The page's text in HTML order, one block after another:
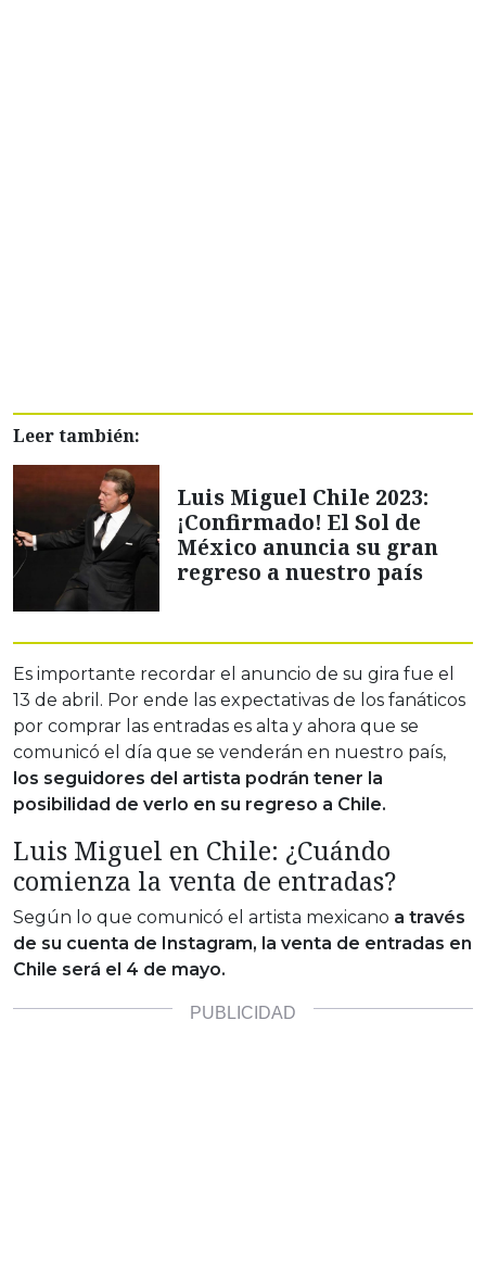
Leer también:
Luis Miguel Chile 2023:
¡Confirmado! El Sol de
México anuncia su gran
regreso a nuestro país
Es importante recordar el anuncio de su gira fue el
13 de abril. Por ende las expectativas de los fanáticos
por comprar las entradas es alta y ahora que se
comunicó el día que se venderán en nuestro país,
los seguidores del artista podrán tener la
posibilidad de verlo en su regreso a Chile.
Luis Miguel en Chile: ¿Cuándo
comienza la venta de entradas?
Según lo que comunicó el artista mexicano a través
de su cuenta de Instagram, la venta de entradas en
Chile será el 4 de mayo.